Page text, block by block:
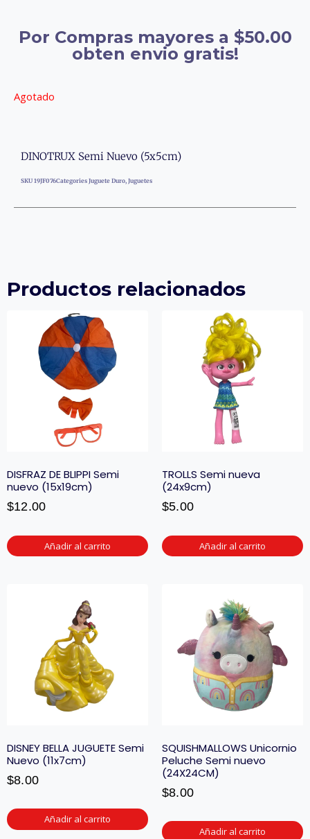
Por Compras mayores a $50.00
obten envio gratis!
Agotado
DINOTRUX Semi Nuevo (5x5cm)
SKU 19JF076Categories Juguete Duro, Juguetes
Productos relacionados
DISFRAZ DE BLIPPI Semi
nuevo (15x19cm)
$12.00
Añadir al carrito
TROLLS Semi nueva
(24x9cm)
$5.00
Añadir al carrito
DISNEY BELLA JUGUETE Semi
Nuevo (11x7cm)
$8.00
Añadir al carrito
SQUISHMALLOWS Unicornio
Peluche Semi nuevo
(24X24CM)
$8.00
Añadir al carrito